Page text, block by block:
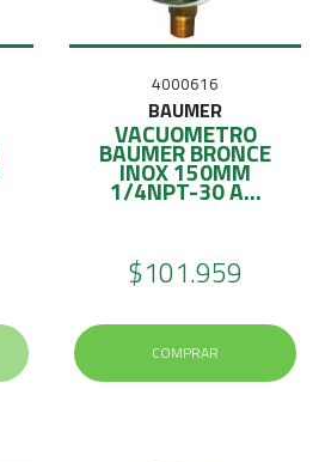
4000616
BAUMER
VACUOMETRO
BAUMER BRONCE
INOX 150MM
1/4NPT-30 A...
$101.959
COMPRAR